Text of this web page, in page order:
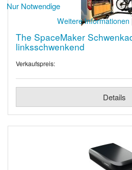
The SpaceMaker
linksschwenkend
Verkaufspreis:
Details
Nur Notwendige
Weitere Informationen